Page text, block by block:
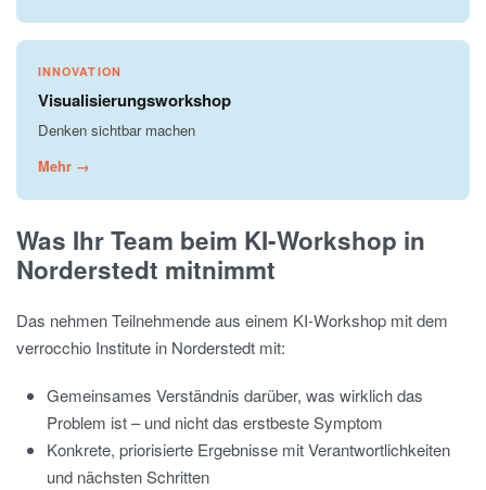
INNOVATION
Visualisierungsworkshop
Denken sichtbar machen
Mehr →
Was Ihr Team beim KI-Workshop in
Norderstedt mitnimmt
Das nehmen Teilnehmende aus einem KI-Workshop mit dem
verrocchio Institute in Norderstedt mit:
Gemeinsames Verständnis darüber, was wirklich das
Problem ist – und nicht das erstbeste Symptom
Konkrete, priorisierte Ergebnisse mit Verantwortlichkeiten
und nächsten Schritten